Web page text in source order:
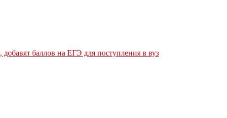
баллов на ЕГЭ для поступления в вуз